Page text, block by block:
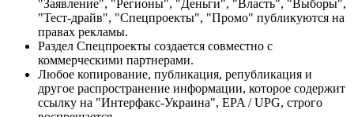
"Заявление", "Регионы", "Деньги", "Власть", "Выборы",
"Тест-драйв", "Спецпроекты", "Промо" публикуются на
правах рекламы.
Раздел Спецпроекты создается совместно с
коммерческими партнерами.
Любое копирование, публикация, републикация и
другое распространение информации, которое содержит
ссылку на "Интерфакс-Украина", EPA / UPG, строго